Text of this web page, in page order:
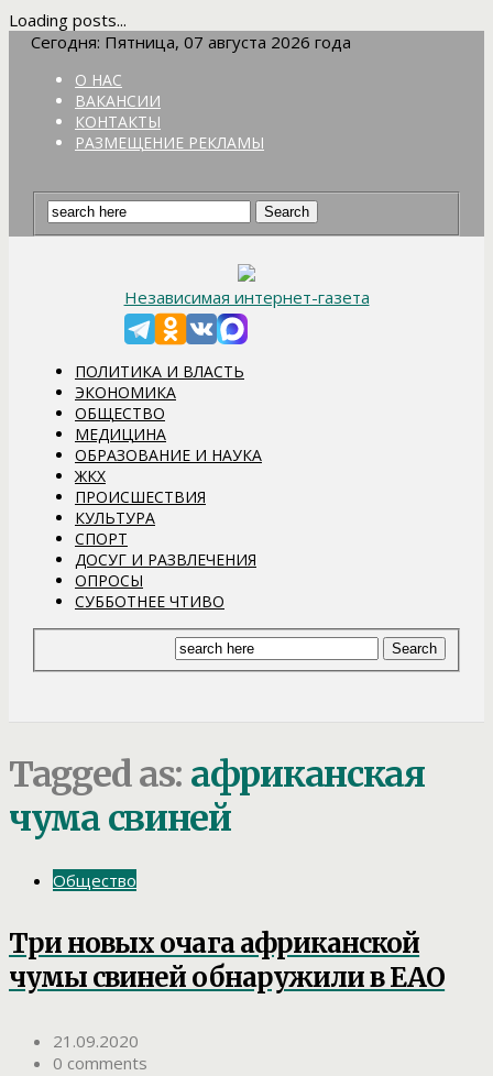
Loading posts...
Сегодня: Пятница, 07 августа 2026 года
О НАС
ВАКАНСИИ
КОНТАКТЫ
РАЗМЕЩЕНИЕ РЕКЛАМЫ
Независимая интернет-газета
ПОЛИТИКА И ВЛАСТЬ
ЭКОНОМИКА
ОБЩЕСТВО
МЕДИЦИНА
ОБРАЗОВАНИЕ И НАУКА
ЖКХ
ПРОИСШЕСТВИЯ
КУЛЬТУРА
СПОРТ
ДОСУГ И РАЗВЛЕЧЕНИЯ
ОПРОСЫ
СУББОТНЕЕ ЧТИВО
Tagged as: африканская
чума свиней
Общество
Три новых очага африканской
чумы свиней обнаружили в ЕАО
21.09.2020
0 comments